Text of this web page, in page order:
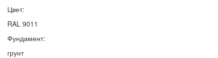
Цвет:
RAL 9011
Фундамент:
грунт